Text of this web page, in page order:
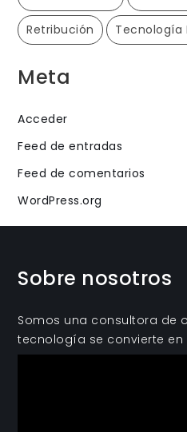
Retribución Tecnología
Meta
Acceder
Feed de entradas
Feed de comentarios
WordPress.org
Sobre nosotros
Somos una consultora de
tecnología se convierte